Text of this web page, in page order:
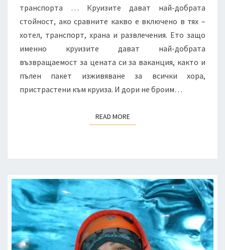
транспорта … Круизите дават най-добрата
стойност, ако сравните какво е включено в тях –
хотел, транспорт, храна и развлечения. Ето защо
именно круизите дават най-добрата
възвращаемост за цената си за ваканция, както и
пълен пакет изживяване за всички хора,
пристрастени към круиза. И дори не броим…
READ MOREREAD MORE